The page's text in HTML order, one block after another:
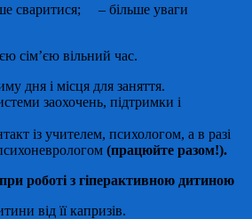
сваритися; – більше уваги
сім’єю вільний час.
дня і місця для заняття.
заохочень, підтримки і
із учителем, психологом, а в разі
(працюйте разом!).
роботі з гіперактивною дитиною
від її капризів.